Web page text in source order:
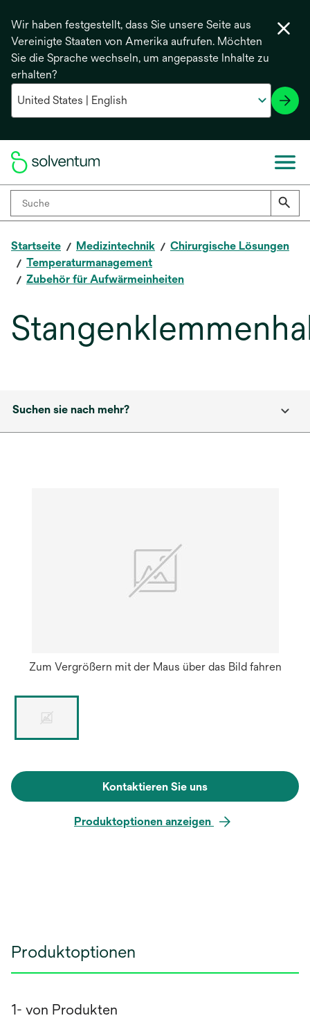
Wir haben festgestellt, dass Sie unsere Seite aus
Vereinigte Staaten von Amerika aufrufen. Möchten
Sie die Sprache wechseln, um angepasste Inhalte zu
erhalten?
Startseite Medizintechnik
Chirurgische Lösungen
Temperaturmanagement
Zubehör für Aufwärmeinheiten
Suchen sie nach mehr?
Zum Vergrößern mit der Maus über das Bild fahren
Kontaktieren Sie uns
Produktoptionen anzeigen
Produktoptionen
1- von Produkten